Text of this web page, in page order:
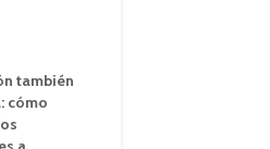
también
cómo